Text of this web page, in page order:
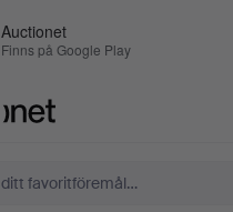
Auctionet
Finns på Google Play